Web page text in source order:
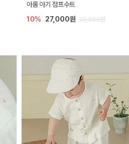
아롬 아기 점프수트
10% 27,000원 30,000원